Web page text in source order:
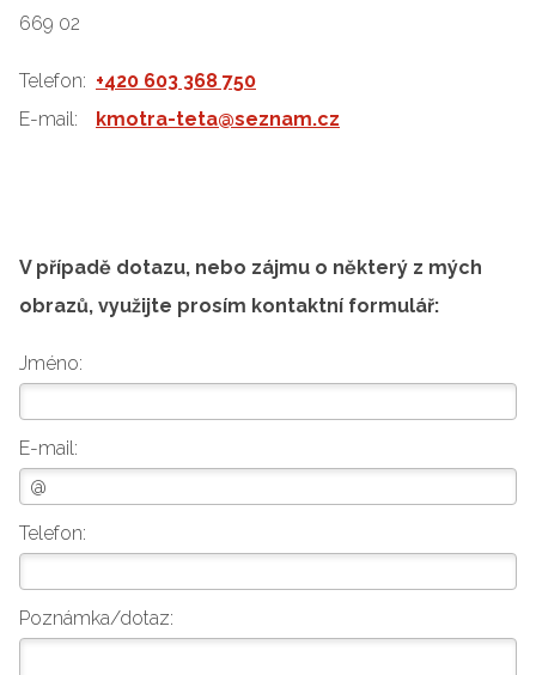
669 02
Telefon: +420 603 368 750
E-mail:
kmotra-teta@seznam.cz
V případě dotazu, nebo zájmu o některý z mých
obrazů, využijte prosím kontaktní formulář:
Jméno:
E-mail:
Telefon:
Poznámka/dotaz: